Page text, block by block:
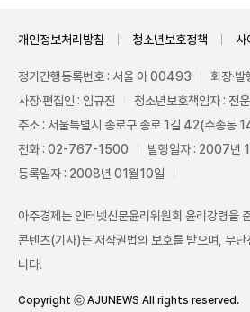
개인정보처리방침 청소년보호정책 사
정기간행등록번호 : 서울 아 00493
회장·발
사장·편집인 : 임규진
청소년보호책임자 : 전운
주소 : 서울특별시 종로구 종로 1길 42(수송동
전화 : 02-767-1500
발행일자 : 2007년
등록일자 : 2008년 01월10일
아주경제는 인터넷신문윤리위원회 윤리강령을
콘텐츠(기사)는 저작권법의 보호를 받으며, 무
니다.
Copyright ⓒ AJUNEWS All rights reserved.